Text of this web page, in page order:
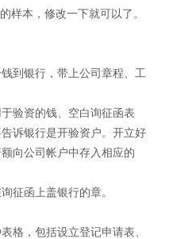
样本，修改一下就可以了。
到银行，带上公司章程、工
验资的钱、空白询征函表
诉银行是开验资户。开立好
向公司帐户中存入相应的
征函上盖银行的章。
格，包括设立登记申请表、